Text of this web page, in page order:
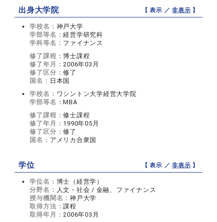
出身大学院 【 表示 ／非表示 】
学校名： 神戸大学
学部等名：経営学研究科
学科等名： ファイナンス
修了課程：博士課程
修了年月： 2006年03月
修了区分：修了
国名： 日本国
学校名： ワシントン大学経営大学院
学部等名：MBA
修了課程：修士課程
修了年月： 1990年05月
修了区分：修了
国名： アメリカ合衆国
学位 【 表示 ／非表示 】
学位名： 博士（経営学）
分野名： 人文・社会 / 金融、ファイナンス
授与機関名：神戸大学
取得方法：課程
取得年月： 2006年03月